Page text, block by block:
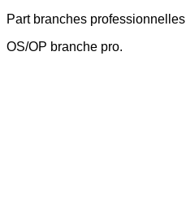
Part branches professionnelles
OS/OP branche pro.